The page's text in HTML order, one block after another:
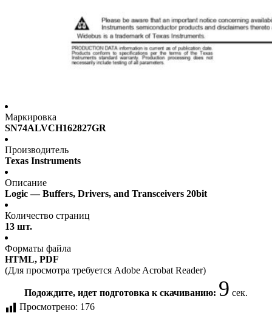
Маркировка
SN74ALVCH162827GR
Производитель
Texas Instruments
Описание
Logic — Buffers, Drivers, and Transceivers 20bit
Количество страниц
13 шт.
Форматы файла
HTML, PDF
(Для просмотра требуется Adobe Acrobat Reader)
Подождите, идет подготовка к скачиванию: 9 сек.
Просмотрено: 176